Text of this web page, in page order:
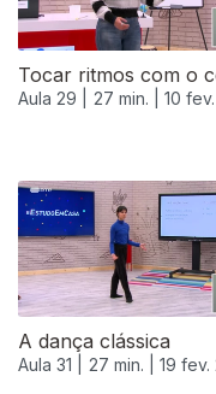
Tocar ritmos com o
Aula 29 | 27 min. | 10
A dança clássica
Aula 31 | 27 min. | 19 fev.